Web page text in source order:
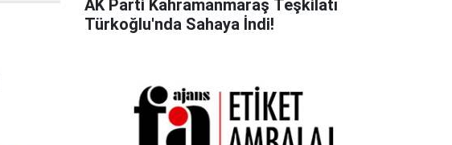
AK Parti Kahramanmaraş Teşkilatı
Türkoğlu'nda Sahaya İndi!